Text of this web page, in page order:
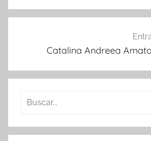
Catalina Andreea
Buscar: